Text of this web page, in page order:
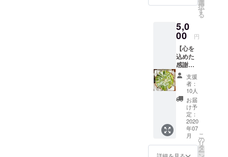
ます。
限は
2023年
7月末ま
で
選
択
す
る
5,0
00 円
【心を
込めた
感謝の
手紙】
【お菓
子作り
体験1回
券】
《季節
のフ
ルーツ
タルト
作り》
1ホール
支援
者：
10人
お届
け予
定：
2020
年07
月
こ
の
リ
タ
ー